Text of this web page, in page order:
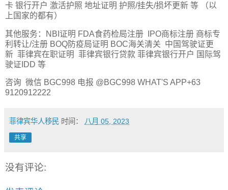
卡 银行开户 激活护照 地址证明 护照/挂失/损坏更新 等 （以
上国家的都有）
其他服务：NBI证明 FDA食药检局注册 IPO商标注册 商标专
利转让/注册 BOQ防疫局证明 BOC海关清关 中国驾驶证更
新 菲律宾在职证明 菲律宾银行贷款 菲律宾银行开户 国际驾
驶证IDD 等
咨询 微信 BGC998 电报 @BGC998 WHAT'S APP+63
9120912222
菲律宾华人移民 时间： 八月 05, 2023
共享
没有评论: